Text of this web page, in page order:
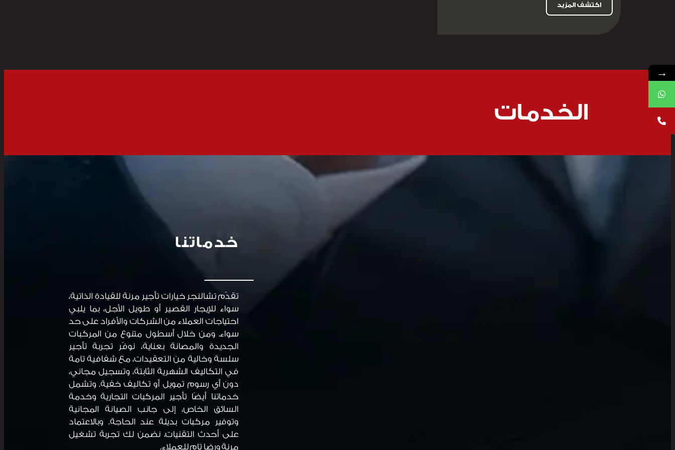
اكتشف المزيد
الخدمات
خدماتنا
تقدّم تشالنجر خيارات تأجير مرنة للقيادة الذاتية،
سواء للإيجار القصير أو طويل الأجل، بما يلبي
احتياجات العملاء من الشركات والأفراد على حد
سواء. ومن خلال أسطول متنوع من المركبات
الجديدة والمصانة بعناية، نوفّر تجربة تأجير
سلسة وخالية من التعقيدات، مع شفافية تامة
في التكاليف الشهرية الثابتة، وتسجيل مجاني،
دون أي رسوم تمويل أو تكاليف خفية. وتشمل
خدماتنا أيضًا تأجير المركبات التجارية وخدمة
السائق الخاص، إلى جانب الصيانة المجانية
وتوفير مركبات بديلة عند الحاجة. وبالاعتماد
على أحدث التقنيات، نضمن لك تجربة تشغيل
مرنة ورضا تام للعملاء.
→